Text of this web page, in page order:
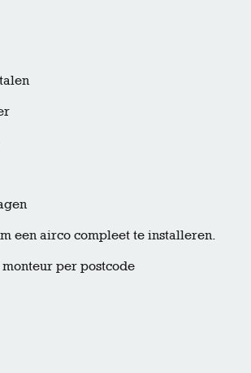
een airco compleet te installeren.
per postcode